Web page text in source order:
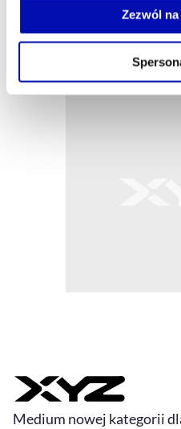
możesz łatwo zarządzać
własnej przeglądarce
Zezwól
Medium nowej kategorii